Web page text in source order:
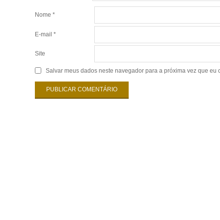
Nome *
E-mail *
Site
Salvar meus dados neste navegador para a próxima vez que eu